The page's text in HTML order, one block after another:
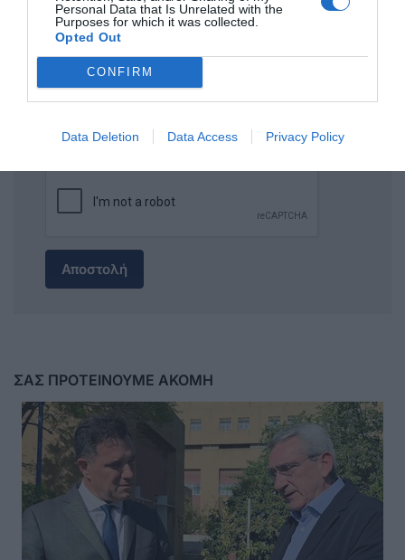
Personal Data that Is Unrelated with the
Purposes for which it was collected.
Opted Out
CONFIRM
Data Deletion Data Access Privacy Policy
ΣΧΟΛΙΟ
Αποστολή
ΣΑΣ ΠΡΟΤΕΙΝΟΥΜΕ ΑΚΟΜΗ